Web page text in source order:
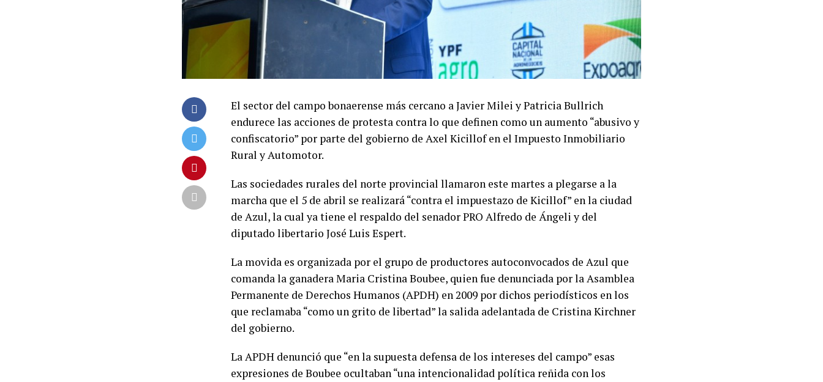
El sector del campo bonaerense más cercano a Javier Milei y Patricia Bullrich
endurece las acciones de protesta contra lo que definen como un aumento “abusivo y
confiscatorio” por parte del gobierno de Axel Kicillof en el Impuesto Inmobiliario
Rural y Automotor.
Las sociedades rurales del norte provincial llamaron este martes a plegarse a la
marcha que el 5 de abril se realizará “contra el impuestazo de Kicillof” en la ciudad
de Azul, la cual ya tiene el respaldo del senador PRO Alfredo de Ángeli y del
diputado libertario José Luis Espert.
La movida es organizada por el grupo de productores autoconvocados de Azul que
comanda la ganadera Maria Cristina Boubee, quien fue denunciada por la Asamblea
Permanente de Derechos Humanos (APDH) en 2009 por dichos periodísticos en los
que reclamaba “como un grito de libertad” la salida adelantada de Cristina Kirchner
del gobierno.
La APDH denunció que “en la supuesta defensa de los intereses del campo” esas
expresiones de Boubee ocultaban “una intencionalidad política reñida con los